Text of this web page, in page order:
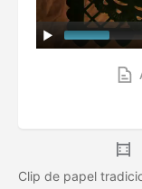
Clip de papel